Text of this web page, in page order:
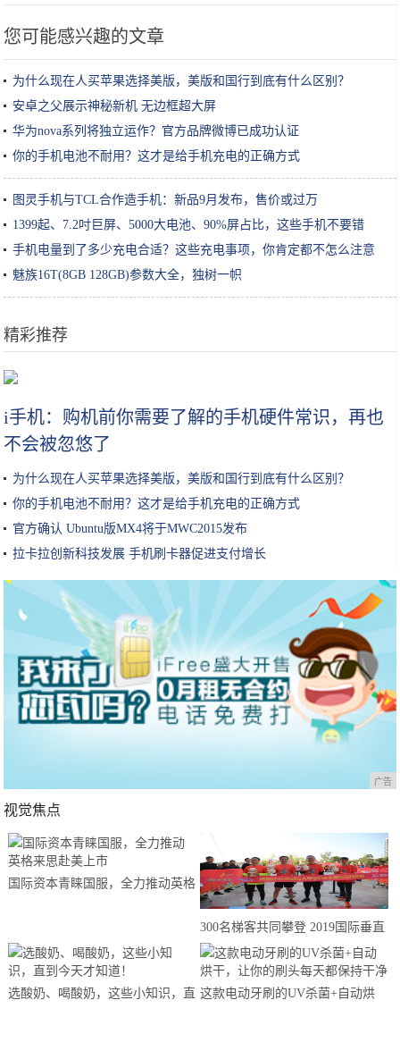
您可能感兴趣的文章
为什么现在人买苹果选择美版，美版和国行到底有什么区别？
安卓之父展示神秘新机 无边框超大屏
华为nova系列将独立运作？官方品牌微博已成功认证
你的手机电池不耐用？这才是给手机充电的正确方式
图灵手机与TCL合作造手机：新品9月发布，售价或过万
1399起、7.2吋巨屏、5000大电池、90%屏占比，这些手机不要错
过！
手机电量到了多少充电合适？这些充电事项，你肯定都不怎么注意
魅族16T(8GB 128GB)参数大全，独树一帜
精彩推荐
i手机：购机前你需要了解的手机硬件常识，再也
不会被忽悠了
为什么现在人买苹果选择美版，美版和国行到底有什么区别？
你的手机电池不耐用？这才是给手机充电的正确方式
官方确认 Ubuntu版MX4将于MWC2015发布
拉卡拉创新科技发展 手机刷卡器促进支付增长
广告
视觉焦点
国际资本青睐国服，全力推动英格
300名梯客共同攀登 2019国际垂直
马拉松超级精英赛顺德海骏达中心
站欢乐开跑
选酸奶、喝酸奶，这些小知识，直 这款电动牙刷的UV杀菌+自动烘